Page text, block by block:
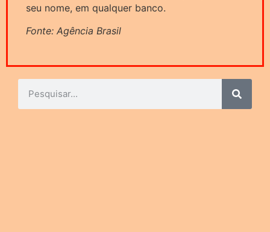
seu nome, em qualquer banco.
Fonte: Agência Brasil